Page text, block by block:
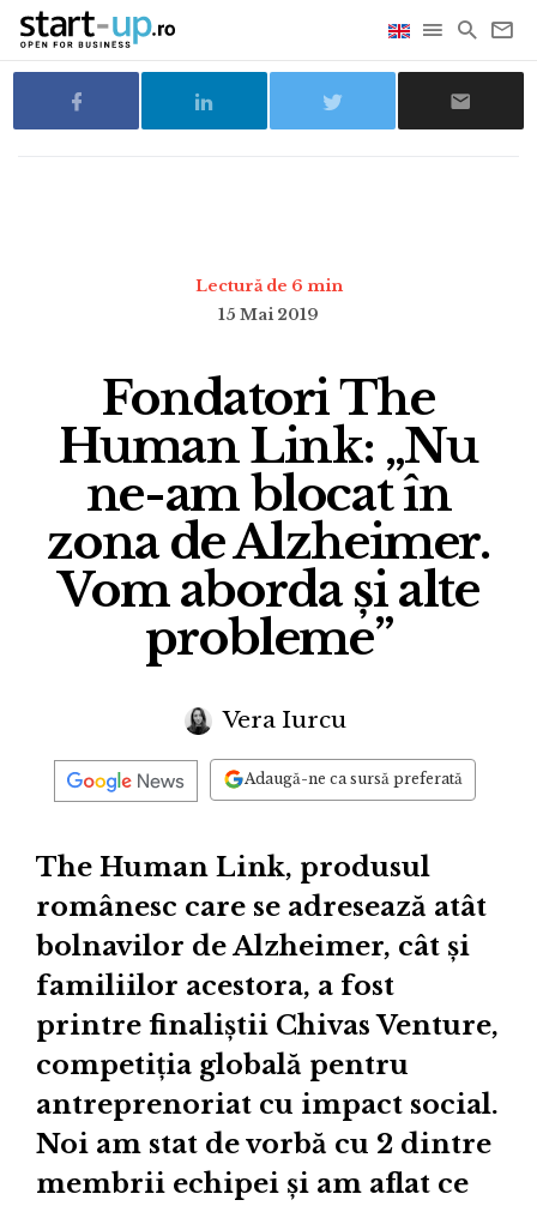
Lectură de 6 min
15 Mai 2019
Fondatori The
Human Link: „Nu
ne-am blocat în
zona de Alzheimer.
Vom aborda și alte
probleme”
Vera Iurcu
Adaugă-ne ca sursă preferată
The Human Link, produsul
românesc care se adresează atât
bolnavilor de Alzheimer, cât și
familiilor acestora, a fost
printre finaliștii Chivas Venture,
competiţia globală pentru
antreprenoriat cu impact social.
Noi am stat de vorbă cu 2 dintre
membrii echipei și am aflat ce